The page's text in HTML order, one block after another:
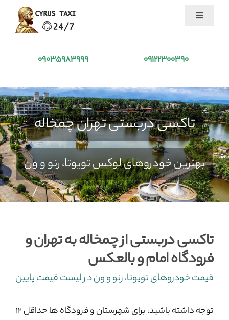
Toggle
خدمات ما
جذب راننده
بلاگ
تماس با ما
09122300390
09035983999
تاکسی دربستی تهران چمخاله
بهترین خودروهای لوکس تویوتا، رنو و ون
تاکسی دربستی از چمخاله به تهران و
فرودگاه امام و بالعکس
قیمت خودروهای تویوتا، رنو و ون در لیست قیمت پایین
توجه داشته باشید، برای شهرستان و فرودگاه ها حداقل ۱۲